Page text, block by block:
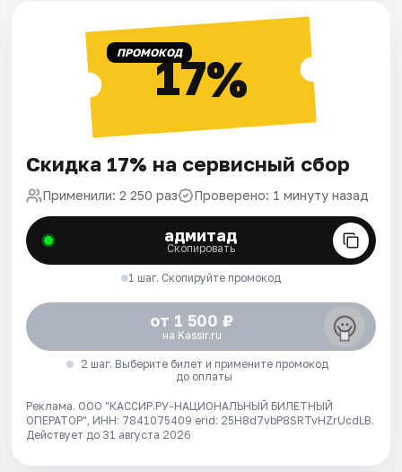
ПРОМОКОД17%
Скидка 17% на сервисный сбор
Применили: 2 250 раз Проверено: 1 минуту назад
адмитад
Скопировать
1 шаг. Скопируйте промокод
от 1 500 ₽
на Kassir.ru
2 шаг. Выберите билет и примените промокод
до оплаты
Реклама. ООО "КАССИР.РУ-НАЦИОНАЛЬНЫЙ БИЛЕТНЫЙ
ОПЕРАТОР", ИНН: 7841075409 erid: 25H8d7vbP8SRTvHZrUcdLB.
Действует до 31 августа 2026